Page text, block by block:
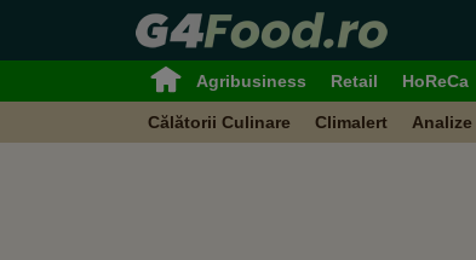
Agribusiness Retail HoReCa
Călătorii Culinare Climalert Analize